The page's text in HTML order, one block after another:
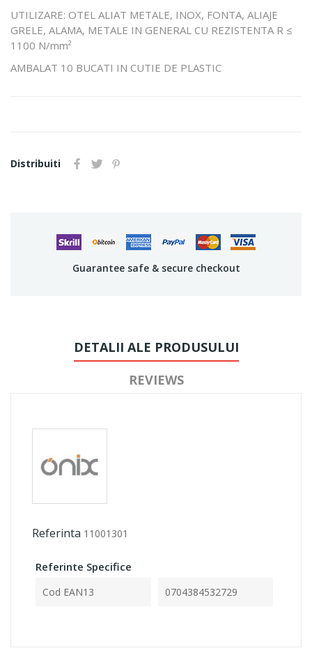
UTILIZARE: OTEL ALIAT METALE, INOX, FONTA, ALIAJE
GRELE, ALAMA, METALE IN GENERAL CU REZISTENTA R ≤
1100 N/mm²
AMBALAT 10 BUCATI IN CUTIE DE PLASTIC
Distribuiti
Guarantee safe & secure checkout
DETALII ALE PRODUSULUI
REVIEWS
Referinta 11001301
Referinte Specifice
Cod EAN13 0704384532729